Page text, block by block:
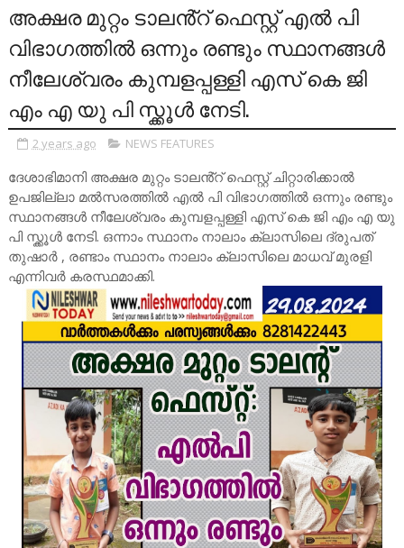
അക്ഷര മുറ്റം ടാലൻ്റ് ഫെസ്റ്റ് എൽ പി
വിഭാഗത്തിൽ ഒന്നും രണ്ടും സ്ഥാനങ്ങൾ
നീലേശ്വരം കുമ്പളപ്പള്ളി എസ് കെ ജി
എം എ യു പി സ്ക്കൂൾ നേടി.
2 years ago NEWS FEATURES
ദേശാഭിമാനി അക്ഷര മുറ്റം ടാലൻ്റ് ഫെസ്റ്റ് ചിറ്റാരിക്കാൽ
ഉപജില്ലാ മൽസരത്തിൽ എൽ പി വിഭാഗത്തിൽ ഒന്നും രണ്ടും
സ്ഥാനങ്ങൾ നീലേശ്വരം കുമ്പളപ്പള്ളി എസ് കെ ജി എം എ യു
പി സ്ക്കൂൾ നേടി. ഒന്നാം സ്ഥാനം നാലാം ക്ലാസിലെ ദ്രുപത്
തുഷാർ , രണ്ടാം സ്ഥാനം നാലാം ക്ലാസിലെ മാധവ് മുരളി
എന്നിവർ കരസ്ഥമാക്കി.